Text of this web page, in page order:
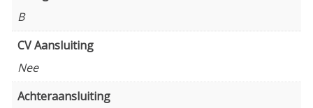
B
CV Aansluiting
Nee
Achteraansluiting